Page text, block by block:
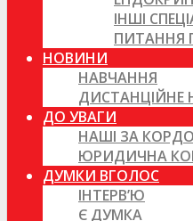
ІНШІ
ПИТАННЯ
НОВИНИ
НАВЧАННЯ
ДИСТАНЦІЙНЕ
ДО УВАГИ
НАШІ ЗА
ЮРИДИЧНА
ДУМКИ ВГОЛОС
ІНТЕРВ’Ю
Є ДУМКА